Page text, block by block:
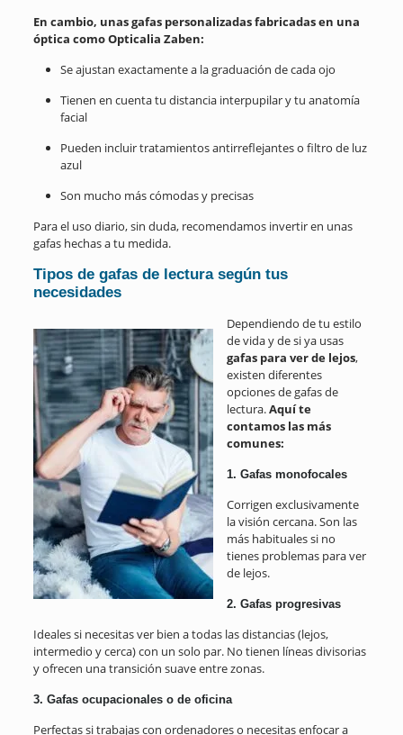
En cambio, unas gafas personalizadas fabricadas en una
óptica como Opticalia Zaben:
Se ajustan exactamente a la graduación de cada ojo
Tienen en cuenta tu distancia interpupilar y tu anatomía
facial
Pueden incluir tratamientos antirreflejantes o filtro de luz
azul
Son mucho más cómodas y precisas
Para el uso diario, sin duda, recomendamos invertir en unas
gafas hechas a tu medida.
Tipos de gafas de lectura según tus
necesidades
Dependiendo de tu estilo
de vida y de si ya usas
gafas para ver de lejos,
existen diferentes
opciones de gafas de
lectura.Aquí te
contamos las más
comunes:
1. Gafas monofocales
Corrigen exclusivamente
la visión cercana. Son las
más habituales si no
tienes problemas para ver
de lejos.
2. Gafas progresivas
Ideales si necesitas ver bien a todas las distancias (lejos,
intermedio y cerca) con un solo par. No tienen líneas divisorias
y ofrecen una transición suave entre zonas.
3. Gafas ocupacionales o de oficina
Perfectas si trabajas con ordenadores o necesitas enfocar a